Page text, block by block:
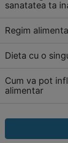
sanatatea ta
Regim
Dieta cu o
Cum va pot
alimentar